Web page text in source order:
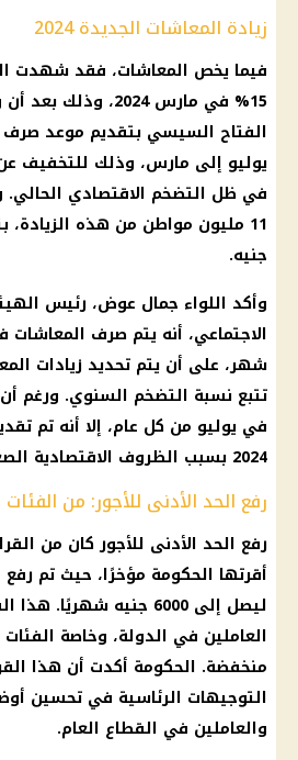
زيادة المعاشات الجديدة 2024
فيما يخص المعاشات، فقد شهدت
15% في مارس 2024،
الفتاح السيسي بتقديم موعد صرف
يوليو إلى مارس، وذلك للتخفيف
في ظل التضخم الاقتصادي
جنيه.
وأكد اللواء جمال عوض، رئيس
الاجتماعي، أنه يتم صرف
شهر، على أن يتم تحديد زيادات
تتبع نسبة التضخم السنوي. ورغم
في يوليو من كل عام، إلا أنه تم
2024 بسبب الظروف الاقتصادية الصعبة.
رفع الحد الأدنى للأجور: من
رفع الحد الأدنى للأجور كان من
أقرتها الحكومة مؤخرًا، حيث تم رفع
ليصل إلى 6000 جنيه
العاملين في الدولة، وخاصة
منخفضة. الحكومة أكدت أن هذا
التوجيهات الرئاسية في تحسين
والعاملين في القطاع العام.